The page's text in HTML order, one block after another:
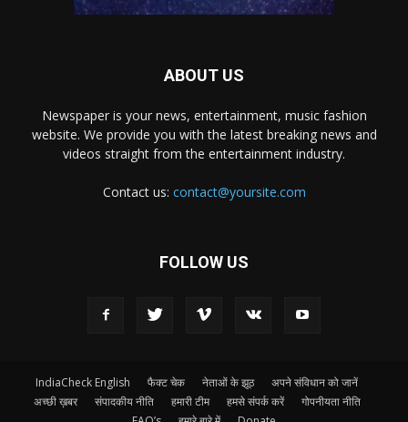
ABOUT US
Newspaper is your news, entertainment, music fashion
website. We provide you with the latest breaking news and
videos straight from the entertainment industry.
Contact us: contact@yoursite.com
FOLLOW US
IndiaCheck English फैक्ट चेक नेताओं के झूठ
अपने संविधान को जानें
अच्छी ख़बर
संपादकीय नीति हमारी टीम हमसे संपर्क करें
गोपनीयता नीति